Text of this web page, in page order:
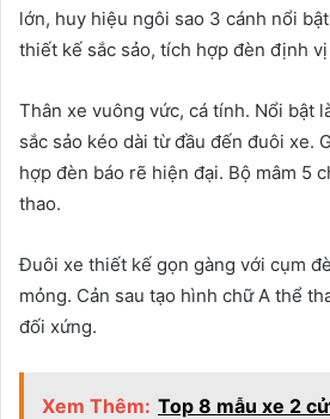
lớn, huy hiệu ngôi sao 3 cánh nổi
thiết kế sắc sảo, tích hợp đèn định vị
Thân xe vuông vức, cá tính. Nổi bật
sắc sảo kéo dài từ đầu đến đuôi xe.
hợp đèn báo rẽ hiện đại. Bộ mâm 5
thao.
Đuôi xe thiết kế gọn gàng với cụm
mỏng. Cản sau tạo hình chữ A thể
đối xứng.
Xem Thêm: Top 8 mẫu xe 2